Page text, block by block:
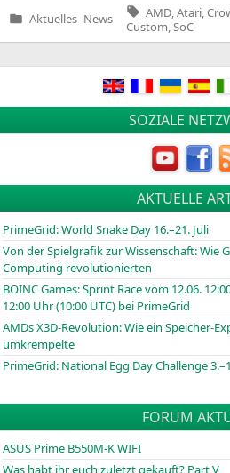
Veröffentlicht
Aktuelles–News
Tags:
AMD Atari
Custom SoC
SOZIALE
AKTUELLE
PrimeGrid: World Snake Day 16.–21. Juli
Von der Spielgrafik zur Wissenschaft: Wie
Computing revolutionierten
BOINCGames: Sprint Race vom 12.06.
12:00 Uhr (10:00 UTC) bei PrimeGrid
AMDs X3D-Revolution: Wie ein Speicher-
umkrempelte
PrimeGrid: National Egg Day Challenge
FORUM
ASUS Prime B550M-K WIFI
Was habt ihr euch zuletzt gekauft? Part V